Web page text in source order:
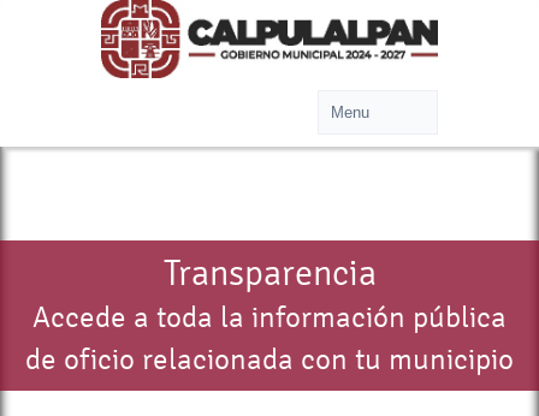
Transparencia
Accede a toda la información pública
de oficio relacionada con tu municipio